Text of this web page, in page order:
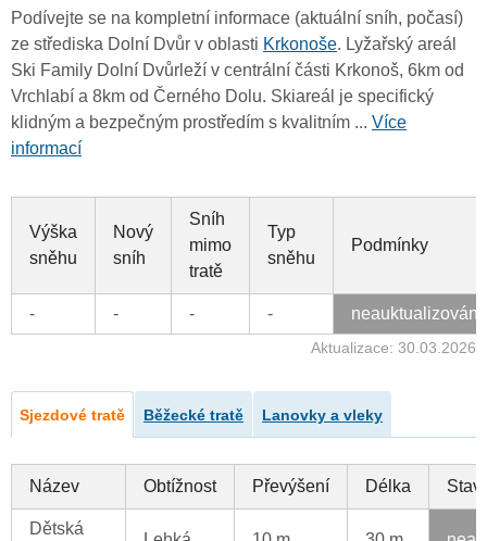
Podívejte se na kompletní informace (aktuální sníh, počasí)
ze střediska Dolní Dvůr v oblasti Krkonoše. Lyžařský areál
Ski Family Dolní Dvůrleží v centrální části Krkonoš, 6km od
Vrchlabí a 8km od Černého Dolu. Skiareál je specifický
klidným a bezpečným prostředím s kvalitním ... Více
informací
Výška
sněhu
Nový
sníh
Sníh
mimo
tratě
Typ
sněhu
Podmínky
- - - - neauktualizováno
Aktualizace: 30.03.2026
Sjezdové tratě Běžecké tratě Lanovky a vleky
Název Obtížnost Převýšení Délka Stav
Dětská